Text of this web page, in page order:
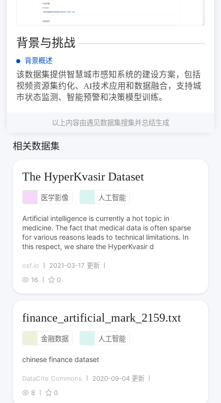
背景与挑战
背景概述
该数据集提供智慧城市感知系统的建设方案，包括
视频资源集约化、AI技术应用和数据融合，支持城
市状态监测、智能预警和决策模型训练。
以上内容由遇见数据集搜集并总结生成
相关数据集
The HyperKvasir Dataset
医学影像 人工智能
Artificial intelligence is currently a hot topic in
medicine. The fact that medical data is often sparse
for various reasons leads to technical limitations. In
this respect, we share the HyperKvasir d
osf.io
2021-03-17 更新
16
0
finance_artificial_mark_2159.txt
金融数据 人工智能
chinese finance dataset
DataCite Commons
2020-09-04 更新
8
0